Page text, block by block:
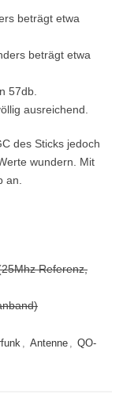
beträgt etwa
beträgt etwa
57db.
ausreichend.
des Sticks jedoch
wundern. Mit
an.
Referenz,
, Antenne , QO-